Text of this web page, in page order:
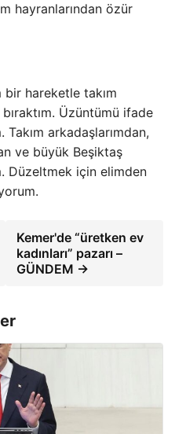
hayranlarından özür
bir hareketle takım
Üzüntümü ifade
arkadaşlarımdan,
ve büyük Beşiktaş
Düzeltmek için elimden
Kemer'de “üretken ev
kadınları” pazarı –
GÜNDEM →